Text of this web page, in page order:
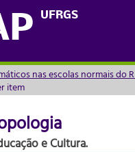
UFRGS
nas escolas normais do
item
e Cultura.